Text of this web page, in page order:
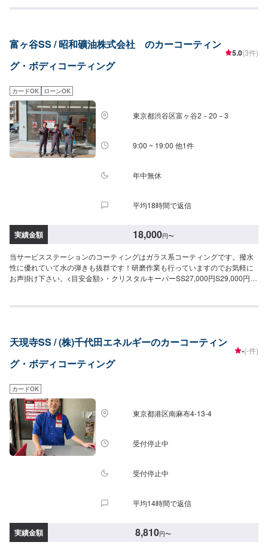
い。お安いものから高級なものまで、幅広い価格帯のメニューで、お客様の
す。最短2時間～1日で完了致します。カーコーティングの際の代車は無料で
す！<平野オートボディーは、KeePerプロショップ認定店>八王子・日野エリ
アにある当店は、カーコーティングブランド、KeePerプロショップの認定を
ティング技術で、お客様のお車を綺麗にコーティングします。また、全ての
キーパーコーティングに、品質の証である施工証明書を発行しております。<
クリスタルキーパー料金表>✔️SSサイズ（ワゴンR・Nワゴン等）：17,400
円〜✔️Sサイズ（アクア・スイフト等）：19,500円〜✔️Mサイズ（プリウス・
ベンツCクラス等）：21,800円〜✔️Lサイズ（クラウン・ベンツEクラス
等）：23,900円〜✔️LLサイズ（セレナ・エルグランド等）：28,400円〜✔️XL
サイズ（ランドクルーザー・レクサスLX等）：32,900円〜<ダイヤモンドキ
ンテナンス：7,800円✔️Sサイズ（アクア・スイフト等）：55,100円円〜1年
ラス等）：64,400円円〜1年毎メンテナンス：9,200円✔️LLサイズ（セレナ・
ドキーパーは5年間(年1回のメンテナンスが必要になります。)Aメンテナン
ス：2層目のレジン被膜を入れ替えます。Bメンテナンス：1層目のガラス被
富ヶ谷SS / 昭和礦油株式会社 のカーコーティン
グ・ボディコーティング
5.0(3件)
カードOK ローンOK
東京都渋谷区富ヶ谷2－20－3
9:00 ~ 19:00 他1件
年中無休
平均18時間で返信
実績金額 18,000円〜
当サービスステーションのコーティングはガラス系コーティングです。撥水
性に優れていて水の弾きも抜群です！研磨作業も行っていますのでお気軽に
お声掛け下さい。<目安金額>・クリスタルキーパーSS27,000円S29,000円
G'ZOX新車軽自動車60,000円~普通車80,000円~大型車100,000円
RV/1BOX160,000円~・ハイモースコート新車軽自動車80,000円~普通車
100,000円~大型車150,000円~RV/1BOX180,000円~大型RV/1BOX210,000円
~・ハイモースコート経年車軽自動車98,000円~普通車120,000円~大型車
トS80,000円M90,000円L120,000円XL150,000円WXL180,000円
天現寺SS / (株)千代田エネルギーのカーコーティン
グ・ボディコーティング
-(-件)
カードOK
東京都港区南麻布4-13-4
受付停止中
受付停止中
平均14時間で返信
実績金額 8,810円〜